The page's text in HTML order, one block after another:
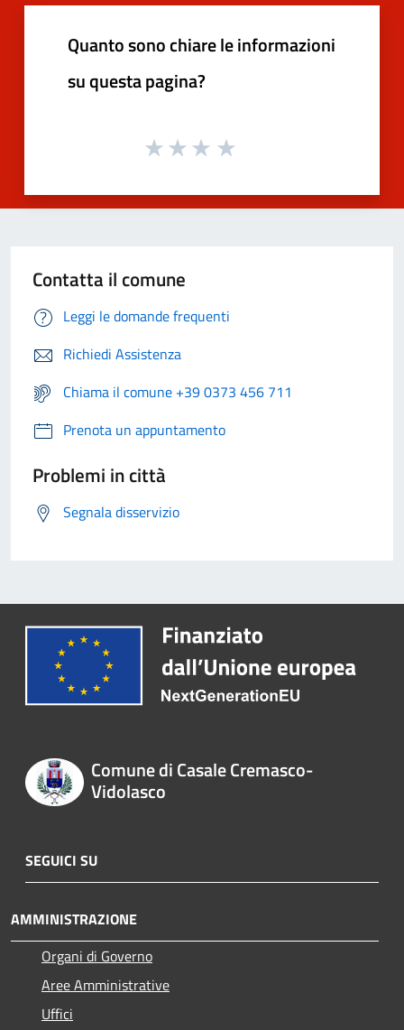
Quanto sono chiare le informazioni
su questa pagina?
Contatta il comune
Leggi le domande frequenti
Richiedi Assistenza
Chiama il comune +39 0373 456 711
Prenota un appuntamento
Problemi in città
Segnala disservizio
Comune di Casale Cremasco-
Vidolasco
SEGUICI SU
AMMINISTRAZIONE
Organi di Governo
Aree Amministrative
Uffici